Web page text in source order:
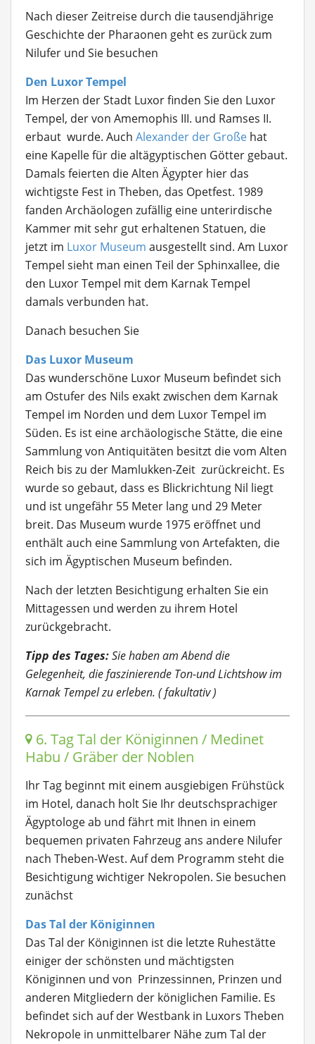
Nach dieser Zeitreise durch die tausendjährige
Geschichte der Pharaonen geht es zurück zum
Nilufer und Sie besuchen
Den Luxor Tempel
Im Herzen der Stadt Luxor finden Sie den Luxor
Tempel, der von Amemophis III. und Ramses II.
erbaut wurde. Auch Alexander der Große hat
eine Kapelle für die altägyptischen Götter gebaut.
Damals feierten die Alten Ägypter hier das
wichtigste Fest in Theben, das Opetfest. 1989
fanden Archäologen zufällig eine unterirdische
Kammer mit sehr gut erhaltenen Statuen, die
jetzt im Luxor Museum ausgestellt sind. Am Luxor
Tempel sieht man einen Teil der Sphinxallee, die
den Luxor Tempel mit dem Karnak Tempel
damals verbunden hat.
Danach besuchen Sie
Das Luxor Museum
Das wunderschöne Luxor Museum befindet sich
am Ostufer des Nils exakt zwischen dem Karnak
Tempel im Norden und dem Luxor Tempel im
Süden. Es ist eine archäologische Stätte, die eine
Sammlung von Antiquitäten besitzt die vom Alten
Reich bis zu der Mamlukken-Zeit zurückreicht. Es
wurde so gebaut, dass es Blickrichtung Nil liegt
und ist ungefähr 55 Meter lang und 29 Meter
breit. Das Museum wurde 1975 eröffnet und
enthält auch eine Sammlung von Artefakten, die
sich im Ägyptischen Museum befinden.
Nach der letzten Besichtigung erhalten Sie ein
Mittagessen und werden zu ihrem Hotel
zurückgebracht.
Tipp des Tages:Sie haben am Abend die
Gelegenheit, die faszinierende Ton-und Lichtshow im
Karnak Tempel zu erleben. ( fakultativ )
6. Tag Tal der Königinnen / Medinet
Habu / Gräber der Noblen
Ihr Tag beginnt mit einem ausgiebigen Frühstück
im Hotel, danach holt Sie Ihr deutschsprachiger
Ägyptologe ab und fährt mit Ihnen in einem
bequemen privaten Fahrzeug ans andere Nilufer
nach Theben-West. Auf dem Programm steht die
Besichtigung wichtiger Nekropolen. Sie besuchen
zunächst
Das Tal der Königinnen
Das Tal der Königinnen ist die letzte Ruhestätte
einiger der schönsten und mächtigsten
Königinnen und von Prinzessinnen, Prinzen und
anderen Mitgliedern der königlichen Familie. Es
befindet sich auf der Westbank in Luxors Theben
Nekropole in unmittelbarer Nähe zum Tal der